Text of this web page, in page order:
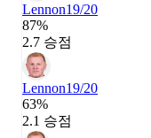
Lennon19/20
87%
2.7 승점
Lennon19/20
63%
2.1 승점